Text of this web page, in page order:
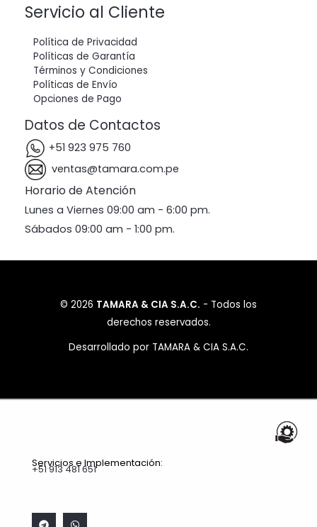
Servicio al Cliente
Política de Privacidad
Políticas de Garantía
Términos y Condiciones
Políticas de Envío
Opciones de Pago
Datos de Contactos
+51 923 975 760
ventas@tamara.com.pe
Horario de Atención
Lunes a Viernes 09:00 am - 6:00 pm.
Sábados 09:00 am - 1:00 pm.
© 2026 TAMARA & CIA S.A.C. - Todos los
derechos reservados.
Desarrollado por TAMARA & CIA S.A.C.
Servicios e Implementación:
+51 913 481 651